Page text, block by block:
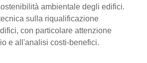
ambientale degli edifici.
sulla riqualificazione
con particolare attenzione
e all'analisi costi-benefici.